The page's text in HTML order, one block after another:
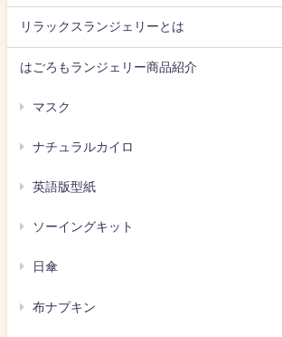
リラックスランジェリーとは
はごろもランジェリー商品紹介
マスク
ナチュラルカイロ
英語版型紙
ソーイングキット
日傘
布ナプキン